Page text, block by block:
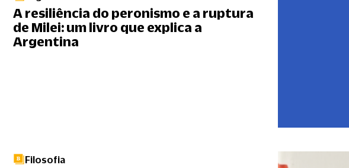
A resiliência do peronismo e a ruptura
de Milei: um livro que explica a
Argentina
Filosofia